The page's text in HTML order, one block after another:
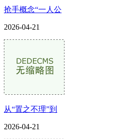
抢手概念“一人公
2026-04-21
从“置之不理”到
2026-04-21